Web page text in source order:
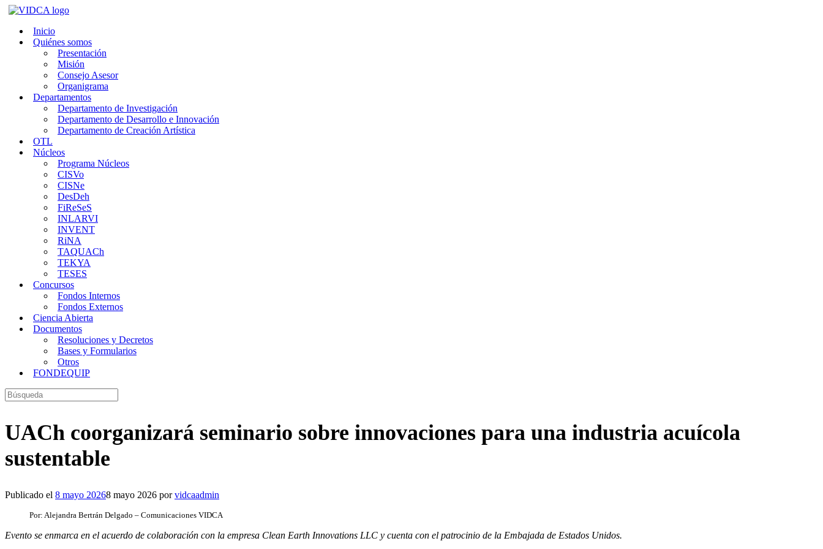
Saltar
contenidoInicio
Quiénes somos
Presentación
Misión
Consejo Asesor
Organigrama
Departamentos
Departamento de Investigación
Departamento de Desarrollo e Innovación
Departamento de Creación Artística
OTL
Núcleos
Programa Núcleos
CISVo
CISNe
DesDeh
FiReSeS
INLARVI
INVENT
RiNA
TAQUACh
TEKYA
TESES
Concursos
Fondos Internos
Fondos Externos
Ciencia Abierta
Documentos
Resoluciones y Decretos
Bases y Formularios
Otros
FONDEQUIP
Buscar:
UACh coorganizará seminario sobre innovaciones para una industria acuícola
sustentable
Publicado el 8 mayo 20268 mayo 2026 porvidcaadmin
Por: Alejandra Bertrán Delgado – Comunicaciones VIDCA
Evento se enmarca en el acuerdo de colaboración con la empresa Clean Earth Innovations LLC y cuenta con el patrocinio de la Embajada de Estados Unidos.